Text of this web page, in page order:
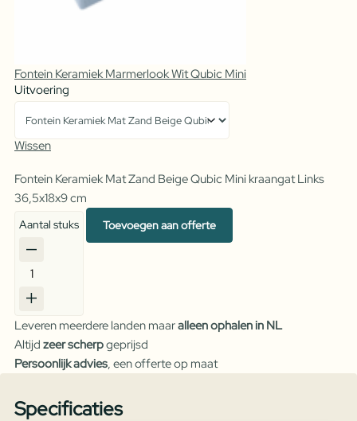
Fontein Keramiek Marmerlook Wit Qubic Mini
Uitvoering
Wissen
Fontein Keramiek Mat Zand Beige Qubic Mini kraangat Links
36,5x18x9 cm
Fontein
Keramiek
Zand
Beige
Qubic
aantal
Aantal stuks Toevoegen aan offerte
Leveren meerdere landen maaralleen ophalen in NL
Altijd zeer scherpgeprijsd
Persoonlijk advies, een offerte op maat
Specificaties